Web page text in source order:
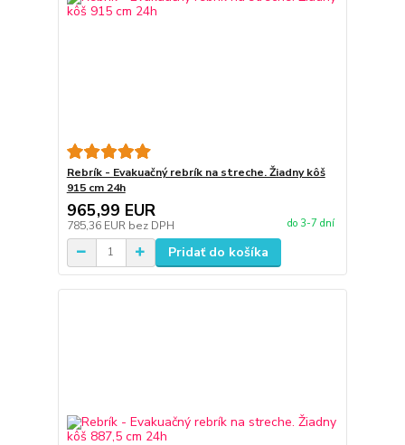
Rebrík - Evakuačný rebrík na streche. Žiadny kôš
915 cm 24h
965,99 EUR
785,36 EUR bez DPH do 3-7 dní
Pridať do košíka